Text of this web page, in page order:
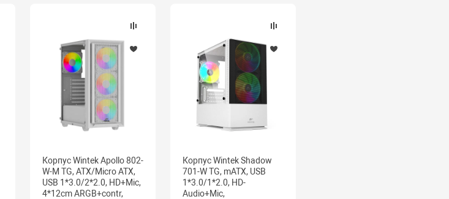
Корпус Wintek Apollo 802-
W-M TG, ATX/Micro ATX,
USB 1*3.0/2*2.0, HD+Mic,
4*12cm ARGB+contr,
Корпус Wintek Shadow
701-W TG, mATX, USB
1*3.0/1*2.0, HD-
Audio+Mic,